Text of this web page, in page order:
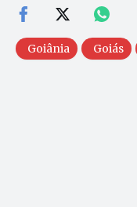
Goiânia Goiás